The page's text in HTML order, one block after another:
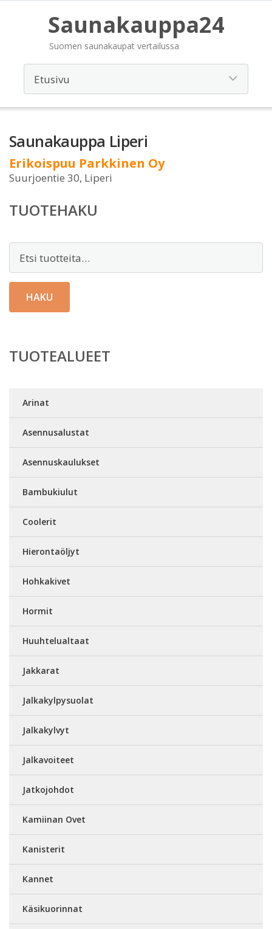
Saunakauppa24
Suomen saunakaupat vertailussa
Saunakauppa Liperi
Erikoispuu Parkkinen Oy
Suurjoentie 30, Liperi
TUOTEHAKU
HAKU
TUOTEALUEET
Arinat
Asennusalustat
Asennuskaulukset
Bambukiulut
Coolerit
Hierontaöljyt
Hohkakivet
Hormit
Huuhtelualtaat
Jakkarat
Jalkakylpysuolat
Jalkakylvyt
Jalkavoiteet
Jatkojohdot
Kamiinan Ovet
Kanisterit
Kannet
Käsikuorinnat